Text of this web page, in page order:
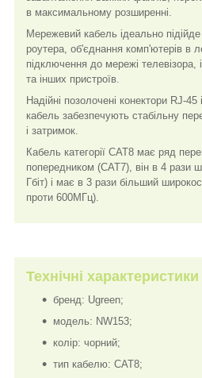
в максимальному розширенні.
Мережевий кабель ідеально
роутера, об'єднання комп'ютерів в
підключення до мережі телевізора,
та інших пристроїв.
Надійні позолочені конектори RJ-
кабель забезпечують стабільну
і затримок.
Кабель категорії CAT8 має ряд
попередником (CAT7), він в 4 рази
Гбіт) і має в 3 рази більший
проти 600МГц).
Технічні характеристики
бренд: Ugreen;
модель: NW153;
колір: чорний;
тип кабелю: CAT8;